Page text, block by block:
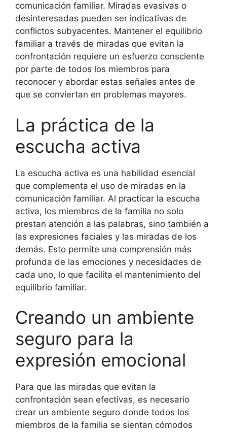
comunicación familiar. Miradas evasivas o
desinteresadas pueden ser indicativas de
conflictos subyacentes. Mantener el equilibrio
familiar a través de miradas que evitan la
confrontación requiere un esfuerzo consciente
por parte de todos los miembros para
reconocer y abordar estas señales antes de
que se conviertan en problemas mayores.
La práctica de la
escucha activa
La escucha activa es una habilidad esencial
que complementa el uso de miradas en la
comunicación familiar. Al practicar la escucha
activa, los miembros de la familia no solo
prestan atención a las palabras, sino también a
las expresiones faciales y las miradas de los
demás. Esto permite una comprensión más
profunda de las emociones y necesidades de
cada uno, lo que facilita el mantenimiento del
equilibrio familiar.
Creando un ambiente
seguro para la
expresión emocional
Para que las miradas que evitan la
confrontación sean efectivas, es necesario
crear un ambiente seguro donde todos los
miembros de la familia se sientan cómodos